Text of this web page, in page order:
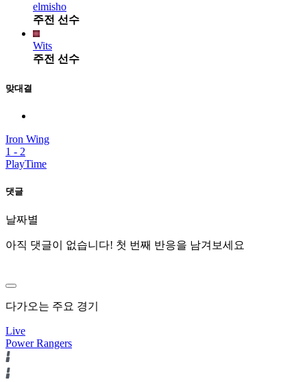
elmisho
주전 선수
Wits
주전 선수
맞대결
Iron Wing
1 - 2
PlayTime
댓글
날짜별
아직 댓글이 없습니다! 첫 번째 반응을 남겨보세요
다가오는 주요 경기
Live
Power Rangers